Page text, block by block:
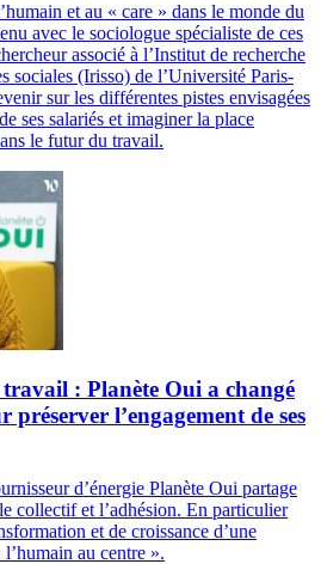
et au « care » dans le monde du
avec le sociologue spécialiste de ces
associé à l’Institut de recherche
sociales (Irisso) de l’Université Paris-
sur les différentes pistes envisagées
ses salariés et imaginer la place
le futur du travail.
: Planète Oui a changé
l’engagement de ses
d’énergie Planète Oui partage
collectif et l’adhésion. En particulier
et de croissance d’une
au centre ».